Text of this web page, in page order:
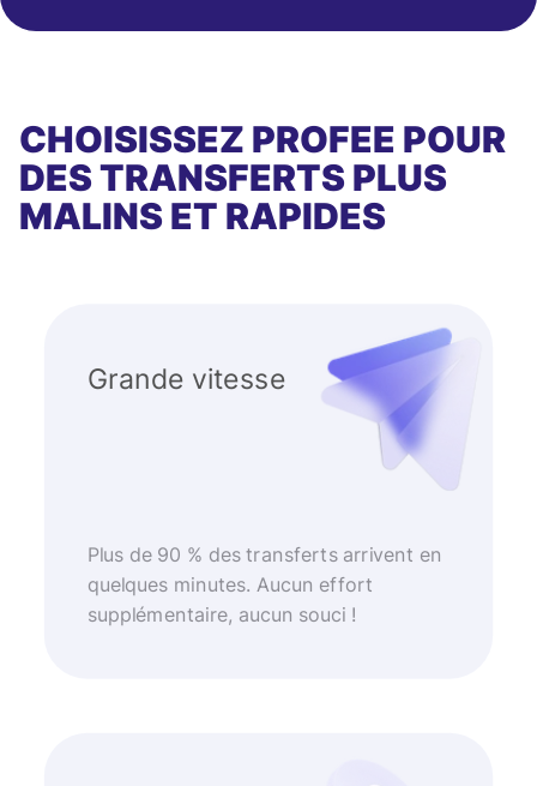
CHOISISSEZ PROFEE POUR
DES TRANSFERTS PLUS
MALINS ET RAPIDES
Grande vitesse
Plus de 90 % des transferts arrivent en
quelques minutes. Aucun effort
supplémentaire, aucun souci !